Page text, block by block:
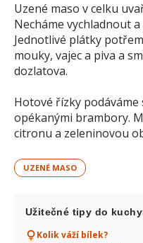
Uzené maso v celku
Necháme vychladnout
Jednotlivé plátky
mouky, vajec a piva a
dozlatova.
Hotové řízky
opékanými brambory.
citronu a zeleninovou
UZENÉ MASO
Užitečné tipy do
Kolik váží bílek?